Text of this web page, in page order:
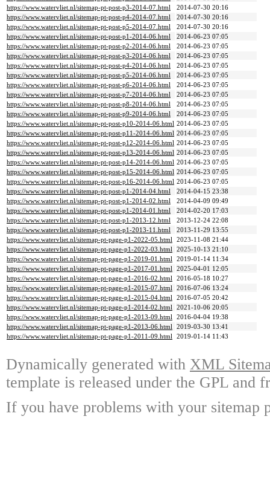
https://www.watervliet.nl/sitemap-pt-post-p3-2014-07.html
2014-07-30 20:16
https://www.watervliet.nl/sitemap-pt-post-p4-2014-07.html
2014-07-30 20:16
https://www.watervliet.nl/sitemap-pt-post-p5-2014-07.html
2014-07-30 20:16
https://www.watervliet.nl/sitemap-pt-post-p1-2014-06.html
2014-06-23 07:05
https://www.watervliet.nl/sitemap-pt-post-p2-2014-06.html
2014-06-23 07:05
https://www.watervliet.nl/sitemap-pt-post-p3-2014-06.html
2014-06-23 07:05
https://www.watervliet.nl/sitemap-pt-post-p4-2014-06.html
2014-06-23 07:05
https://www.watervliet.nl/sitemap-pt-post-p5-2014-06.html
2014-06-23 07:05
https://www.watervliet.nl/sitemap-pt-post-p6-2014-06.html
2014-06-23 07:05
https://www.watervliet.nl/sitemap-pt-post-p7-2014-06.html
2014-06-23 07:05
https://www.watervliet.nl/sitemap-pt-post-p8-2014-06.html
2014-06-23 07:05
https://www.watervliet.nl/sitemap-pt-post-p9-2014-06.html
2014-06-23 07:05
https://www.watervliet.nl/sitemap-pt-post-p10-2014-06.html 2014-06-23 07:05
https://www.watervliet.nl/sitemap-pt-post-p11-2014-06.html 2014-06-23 07:05
https://www.watervliet.nl/sitemap-pt-post-p12-2014-06.html 2014-06-23 07:05
https://www.watervliet.nl/sitemap-pt-post-p13-2014-06.html 2014-06-23 07:05
https://www.watervliet.nl/sitemap-pt-post-p14-2014-06.html 2014-06-23 07:05
https://www.watervliet.nl/sitemap-pt-post-p15-2014-06.html 2014-06-23 07:05
https://www.watervliet.nl/sitemap-pt-post-p16-2014-06.html 2014-06-23 07:05
https://www.watervliet.nl/sitemap-pt-post-p1-2014-04.html
2014-04-15 23:38
https://www.watervliet.nl/sitemap-pt-post-p1-2014-02.html
2014-04-09 09:49
https://www.watervliet.nl/sitemap-pt-post-p1-2014-01.html
2014-02-20 17:03
https://www.watervliet.nl/sitemap-pt-post-p1-2013-12.html
2013-12-24 22:08
https://www.watervliet.nl/sitemap-pt-post-p1-2013-11.html
2013-11-29 13:55
https://www.watervliet.nl/sitemap-pt-page-p1-2022-05.html 2023-11-08 21:44
https://www.watervliet.nl/sitemap-pt-page-p1-2022-03.html 2025-10-13 21:10
https://www.watervliet.nl/sitemap-pt-page-p1-2019-01.html 2019-01-14 11:34
https://www.watervliet.nl/sitemap-pt-page-p1-2017-01.html 2025-04-01 12:05
https://www.watervliet.nl/sitemap-pt-page-p1-2016-02.html 2016-05-18 10:27
https://www.watervliet.nl/sitemap-pt-page-p1-2015-07.html 2016-07-06 13:24
https://www.watervliet.nl/sitemap-pt-page-p1-2015-04.html 2016-07-05 20:42
https://www.watervliet.nl/sitemap-pt-page-p1-2014-02.html 2021-10-06 20:05
https://www.watervliet.nl/sitemap-pt-page-p1-2013-09.html 2016-04-04 19:38
https://www.watervliet.nl/sitemap-pt-page-p1-2013-06.html 2019-03-30 13:41
https://www.watervliet.nl/sitemap-pt-page-p1-2011-09.html 2019-01-14 11:43
Dynamically generated with XML
template is released under the GPL and
If you have problems with your sitemap